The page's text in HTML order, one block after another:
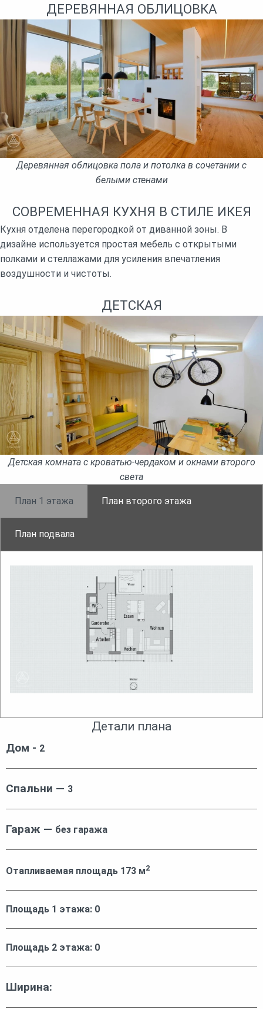
ДЕРЕВЯННАЯ ОБЛИЦОВКА
Деревянная облицовка пола и потолка в сочетании с
белыми стенами
СОВРЕМЕННАЯ КУХНЯ В СТИЛЕ ИКЕЯ
Кухня отделена перегородкой от диванной зоны. В
дизайне используется простая мебель с открытыми
полками и стеллажами для усиления впечатления
воздушности и чистоты.
ДЕТСКАЯ
Детская комната с кроватью-чердаком и окнами второго
света
План 1 этажа План второго этажа
План подвала
Детали плана
Дом - 2
Спальни — 3
Гараж — без гаража
Отапливаемая площадь 173 м2
Площадь 1 этажа: 0
Площадь 2 этажа: 0
Ширина: